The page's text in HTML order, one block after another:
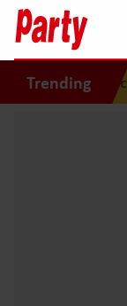
Trending
“Dertig jaar